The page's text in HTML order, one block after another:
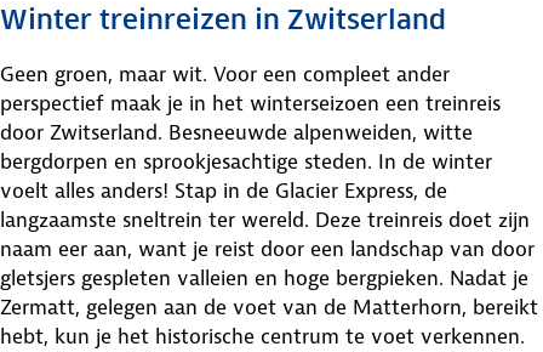
Winter treinreizen in Zwitserland
Geen groen, maar wit. Voor een compleet ander
perspectief maak je in het winterseizoen een treinreis
door Zwitserland. Besneeuwde alpenweiden, witte
bergdorpen en sprookjesachtige steden. In de winter
voelt alles anders! Stap in de Glacier Express, de
langzaamste sneltrein ter wereld. Deze treinreis doet zijn
naam eer aan, want je reist door een landschap van door
gletsjers gespleten valleien en hoge bergpieken. Nadat je
Zermatt, gelegen aan de voet van de Matterhorn, bereikt
hebt, kun je het historische centrum te voet verkennen.